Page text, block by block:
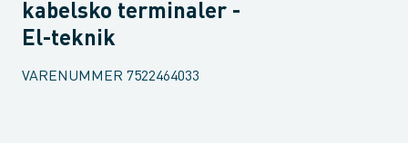
kabelsko terminaler -
El-teknik
VARENUMMER 7522464033